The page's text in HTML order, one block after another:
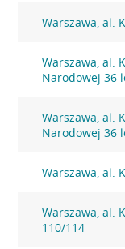
Warszawa, al.
Warszawa, al.
Narodowej 36
Warszawa, al.
Narodowej 36
Warszawa, al.
Warszawa, al.
110/114